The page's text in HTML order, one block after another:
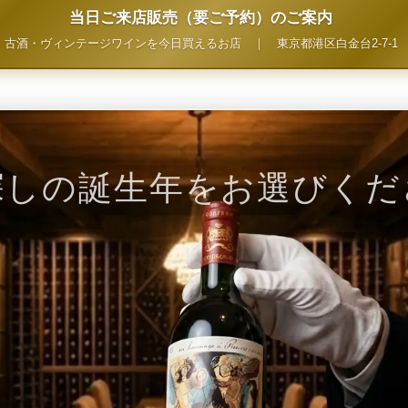
当日ご来店販売（要ご予約）のご案内
古酒・ヴィンテージワインを今日買えるお店｜ 東京都港区白金台2-7-1
の誕生年をお選びく